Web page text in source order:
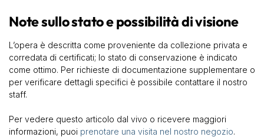
Note sullo stato e possibilità di visione
L’opera è descritta come proveniente da collezione privata e
corredata di certificati; lo stato di conservazione è indicato
come ottimo. Per richieste di documentazione supplementare o
per verificare dettagli specifici è possibile contattare il nostro
staff.
Per vedere questo articolo dal vivo o ricevere maggiori
informazioni, puoi prenotare una visita nel nostro negozio.